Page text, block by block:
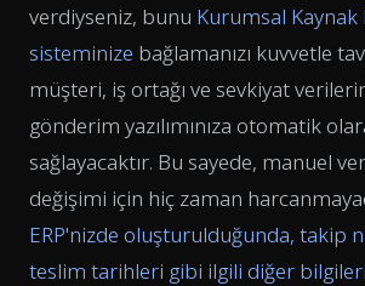
verdiyseniz, bunu Kurumsal Kaynak
sisteminize bağlamanızı kuvvetle
müşteri, iş ortağı ve sevkiyat
gönderim yazılımınıza otomatik
sağlayacaktır. Bu sayede, manuel
değişimi için hiç zaman
ERP'nizde oluşturulduğunda, takip
teslim tarihleri gibi ilgili diğer